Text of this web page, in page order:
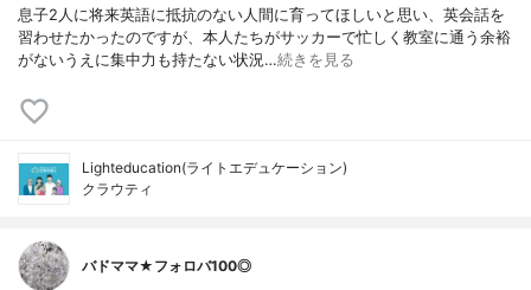
息子2人に将来英語に抵抗のない人間に育ってほしいと思い、英会話を
習わせたかったのですが、本人たちがサッカーで忙しく教室に通う余裕
がないうえに集中力も持たない状況…続きを見る
Lighteducation(ライトエデュケーション)
クラウティ
バドママ★フォロバ100◎